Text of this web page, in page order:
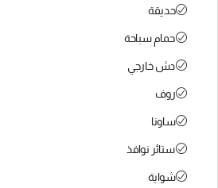
حديقة
حمام سباحة
دش خارجي
روف
ساونا
ستائر نوافذ
شواية